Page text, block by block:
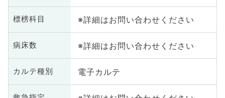
標榜科目 ※詳細はお問い合わせください
病床数 ※詳細はお問い合わせください
カルテ種別 電子カルテ